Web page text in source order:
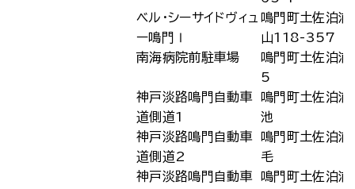
ベル・シーサイドヴィュ
ー鳴門Ⅰ
鳴門町土佐泊浦
山118-357
南海病院前駐車場
鳴門町土佐泊浦
5
神戸淡路鳴門自動車
道側道1
鳴門町土佐泊浦
池
神戸淡路鳴門自動車
道側道2
鳴門町土佐泊浦
毛
神戸淡路鳴門自動車
鳴門町土佐泊浦